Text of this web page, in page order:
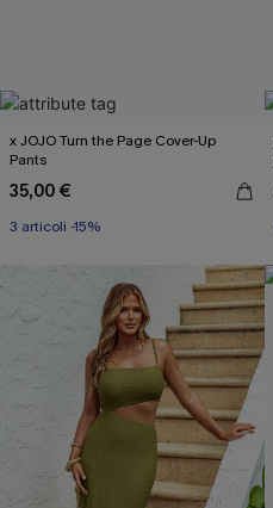
x JOJO Turn the Page Cover-Up
Pants
35,00 €
3 articoli -15%
Miami Swim Week 2026